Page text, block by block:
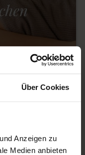
Über Cookies
Anzeigen zu
Medien anbieten